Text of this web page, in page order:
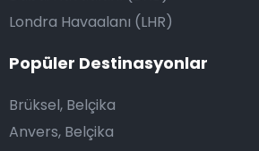
Londra Havaalanı (LHR)
Popüler Destinasyonlar
Brüksel, Belçika
Anvers, Belçika